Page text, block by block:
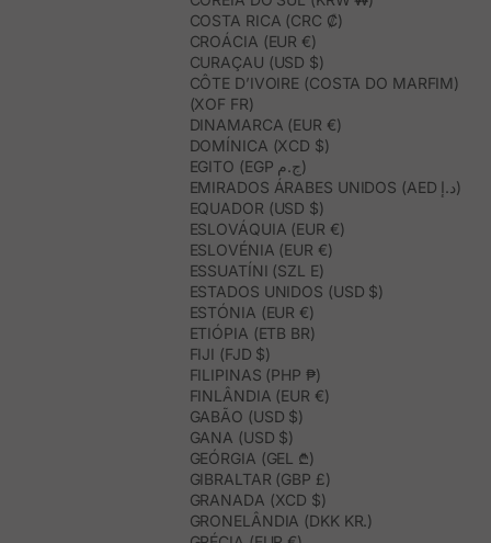
COSTA RICA (CRC ₡)
CROÁCIA (EUR €)
CURAÇAU (USD $)
CÔTE D’IVOIRE (COSTA DO MARFIM)
(XOF FR)
DINAMARCA (EUR €)
DOMÍNICA (XCD $)
EGITO (EGP ج.م)
EMIRADOS ÁRABES UNIDOS (AED د.إ)
EQUADOR (USD $)
ESLOVÁQUIA (EUR €)
ESLOVÉNIA (EUR €)
ESSUATÍNI (SZL E)
ESTADOS UNIDOS (USD $)
ESTÓNIA (EUR €)
ETIÓPIA (ETB BR)
FIJI (FJD $)
FILIPINAS (PHP ₱)
FINLÂNDIA (EUR €)
GABÃO (USD $)
GANA (USD $)
GEÓRGIA (GEL ₾)
GIBRALTAR (GBP £)
GRANADA (XCD $)
GRONELÂNDIA (DKK KR.)